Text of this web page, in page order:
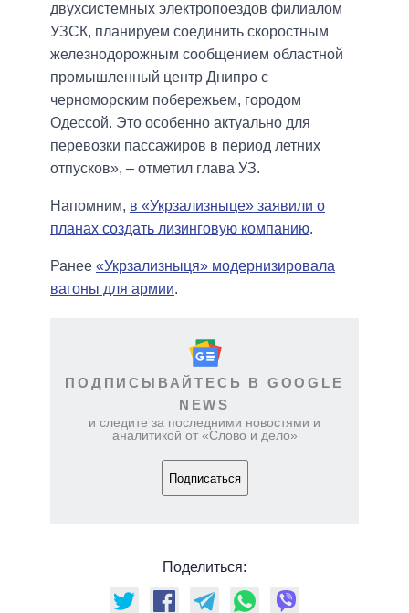
двухсистемных электропоездов филиалом
УЗСК, планируем соединить скоростным
железнодорожным сообщением областной
промышленный центр Днипро с
черноморским побережьем, городом
Одессой. Это особенно актуально для
перевозки пассажиров в период летних
отпусков», – отметил глава УЗ.
Напомним, в «Укрзализныце» заявили о
планах создать лизинговую компанию.
Ранее «Укрзализныця» модернизировала
вагоны для армии.
ПОДПИСЫВАЙТЕСЬ В GOOGLE
NEWS
и следите за последними новостями и
аналитикой от «Слово и дело»
Подписаться
Поделиться: